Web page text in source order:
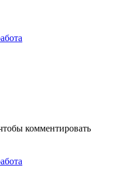
комментировать